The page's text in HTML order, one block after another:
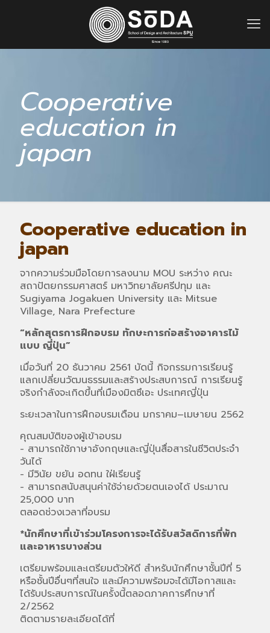
Cooperative
education in
japan
Cooperative education in
japan
จากความร่วมมือโดยการลงนาม MOU ระหว่าง คณะ
สถาปัตยกรรมศาสตร์ มหาวิทยาลัยศรีปทุม และ
Sugiyama Jogakuen University และ Mitsue
Village, Nara Prefecture
“หลักสุตรการฝึกอบรม ทักษะการก่อสร้างอาคารไม้
แบบ ญี่ปุ่น”
เมื่อวันที่ 20 ธันวาคม 2561 บัดนี้ กิจกรรมการเรียนรู้
แลกเปลี่ยนวัฒนธรรมและสร้างประสบการณ์ การเรียนรู้
จริงกำลังจะเกิดขึ้นที่เมืองมิตซึเอะ ประเทศญี่ปุ่น
ระยะเวลาในการฝึกอบรมเดือน มกราคม–เมษายน 2562
คุณสมบัติของผู้เข้าอบรม
- สามารถใช้ภาษาอังกฤษและญี่ปุ่นสื่อสารในชีวิตประจำ
วันได้
- มีวินัย ขยัน อดทน ใฝ่เรียนรู้
- สามารถสนับสนุนค่าใช้จ่ายด้วยตนเองได้ ประมาณ
25,000 บาท
ตลอดช่วงเวลาที่อบรม
*นักศึกษาที่เข้าร่วมโครงการจะได้รับสวัสดิการที่พัก
และอาหารบางส่วน
เตรียมพร้อมและเตรียมตัวให้ดี สำหรับนักศึกษาชั้นปีที่ 5
หรือชั้นปีอื่นๆที่สนใจ และมีความพร้อมจะได้มีโอกาสและ
ได้รับประสบการณ์ในครั้งนี้ตลอดภาคการศึกษาที่
2/2562
ติดตามรายละเอียดได้ที่